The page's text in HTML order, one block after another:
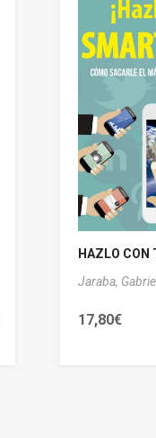
HAZLO CON
Jaraba,
17,80€